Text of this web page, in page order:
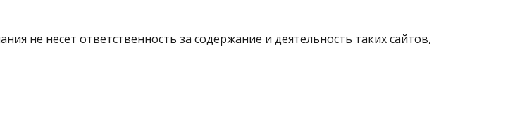
не несет ответственность за содержание и деятельность таких сайтов,